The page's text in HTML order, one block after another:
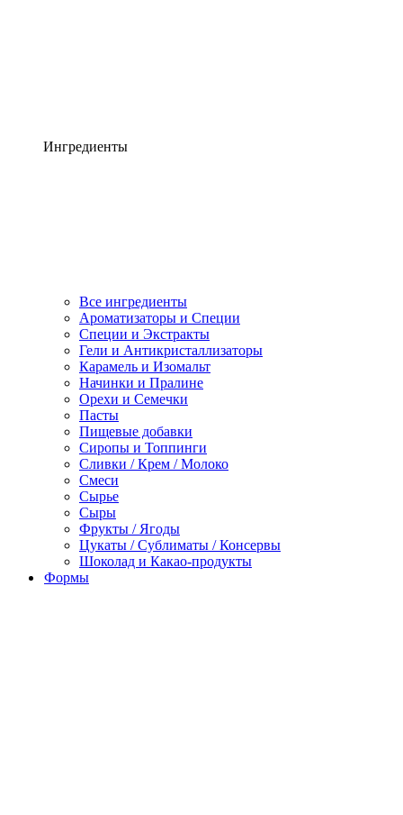
Ингредиенты
Все ингредиенты
Ароматизаторы и Специи
Специи и Экстракты
Гели и Антикристаллизаторы
Карамель и Изомальт
Начинки и Пралине
Орехи и Семечки
Пасты
Пищевые добавки
Сиропы и Топпинги
Сливки / Крем / Молоко
Смеси
Сырье
Сыры
Фрукты / Ягоды
Цукаты / Сублиматы / Консервы
Шоколад и Какао-продукты
Формы